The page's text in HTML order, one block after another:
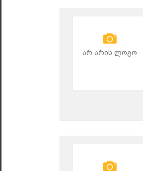
არ არის ლოგო